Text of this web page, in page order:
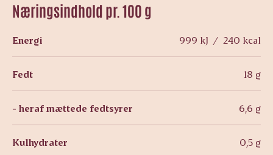
Næringsindhold pr. 100 g
Energi 999 kJ / 240 kcal
Fedt 18 g
- heraf mættede fedtsyrer 6,6 g
Kulhydrater 0,5 g